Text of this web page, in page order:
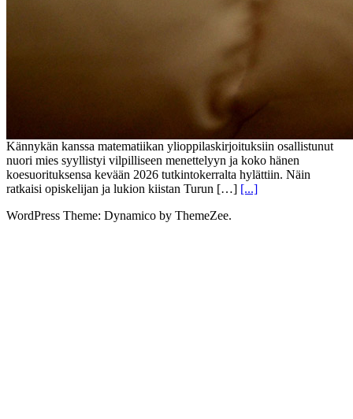
Kännykän kanssa matematiikan ylioppilaskirjoituksiin osallistunut
nuori mies syyllistyi vilpilliseen menettelyyn ja koko hänen
koesuorituksensa kevään 2026 tutkintokerralta hylättiin. Näin
ratkaisi opiskelijan ja lukion kiistan Turun […] [...]
WordPress Theme: Dynamico by ThemeZee.